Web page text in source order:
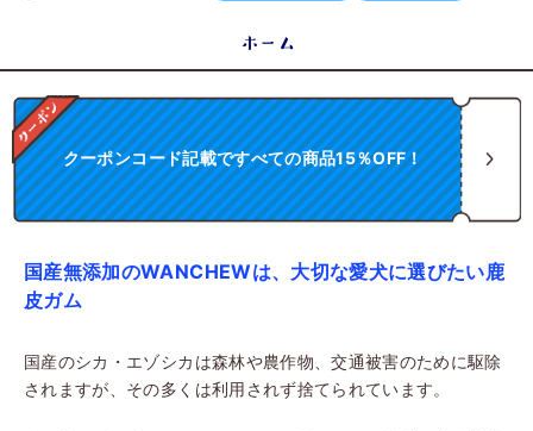
ホーム
クーポンコード記載ですべての商品15％OFF！
国産無添加のWANCHEWは、大切な愛犬に選びたい鹿
皮ガム
国産のシカ・エゾシカは森林や農作物、交通被害のために駆除
されますが、その多くは利用されず捨てられています。